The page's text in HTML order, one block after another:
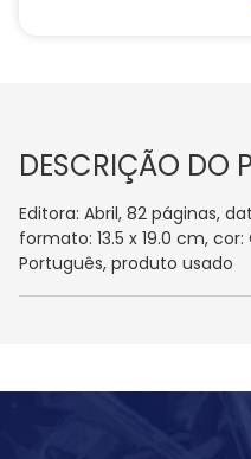
DESCRIÇÃO DO
Editora: Abril, 82 páginas,
formato: 13.5 x 19.0 cm,
Português, produto usado